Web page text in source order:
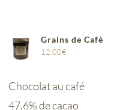
Grains de Café
12,00€
Chocolat au café
47.6% de cacao